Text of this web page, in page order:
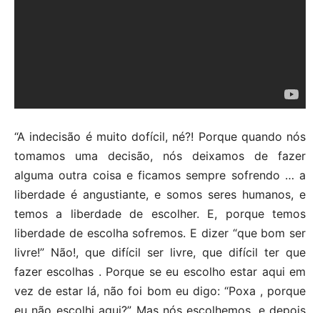
“A indecisão é muito dofícil, né?! Porque quando nós
tomamos uma decisão, nós deixamos de fazer
alguma outra coisa e ficamos sempre sofrendo … a
liberdade é angustiante, e somos seres humanos, e
temos a liberdade de escolher. E, porque temos
liberdade de escolha sofremos. E dizer “que bom ser
livre!” Não!, que difícil ser livre, que difícil ter que
fazer escolhas . Porque se eu escolho estar aqui em
vez de estar lá, não foi bom eu digo: “Poxa , porque